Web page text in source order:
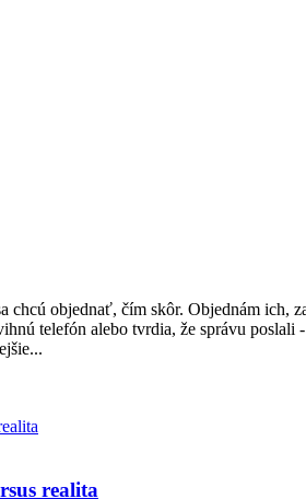
chcú objednať, čím skôr. Objednám ich,
telefón alebo tvrdia, že správu poslali
realita